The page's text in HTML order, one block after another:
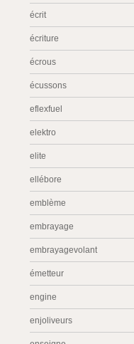
écrit
écriture
écrous
écussons
eflexfuel
elektro
elite
ellébore
emblème
embrayage
embrayagevolant
émetteur
engine
enjoliveurs